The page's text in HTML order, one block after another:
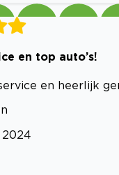
en top auto’s!
en heerlijk
2024